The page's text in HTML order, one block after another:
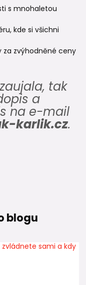
s mnohaletou
kde si všichni
za zvýhodněné ceny
tak
a
na e-mail
karlik.cz.
blogu